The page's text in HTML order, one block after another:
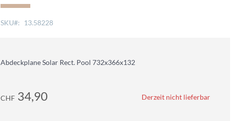
SKU 13.58228
Abdeckplane Solar Rect. Pool 732x366x132
CHF 34,90 Derzeit nicht lieferbar